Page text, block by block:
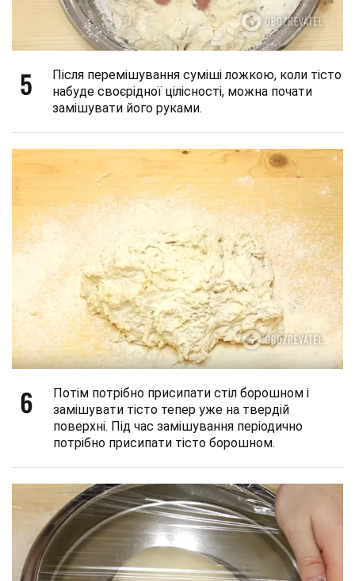
5
Після перемішування суміші ложкою, коли тісто
набуде своєрідної цілісності, можна почати
замішувати його руками.
6
Потім потрібно присипати стіл борошном і
замішувати тісто тепер уже на твердій
поверхні. Під час замішування періодично
потрібно присипати тісто борошном.